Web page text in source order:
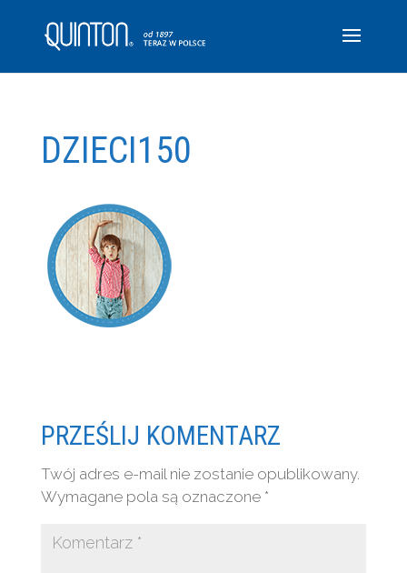
DZIECI150
PRZEŚLIJ KOMENTARZ
Twój adres e-mail nie zostanie opublikowany.
Wymagane pola są oznaczone *